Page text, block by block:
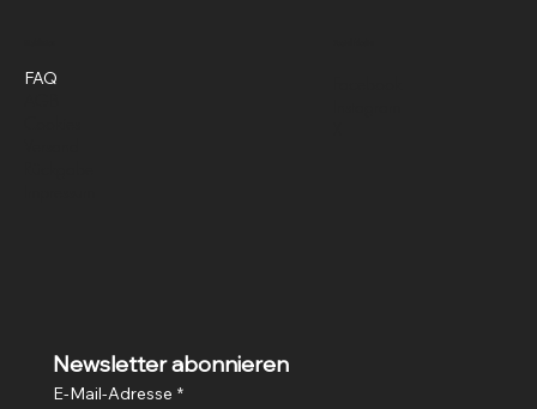
FAQ
Newsletter abonnieren
E-Mail-Adresse *